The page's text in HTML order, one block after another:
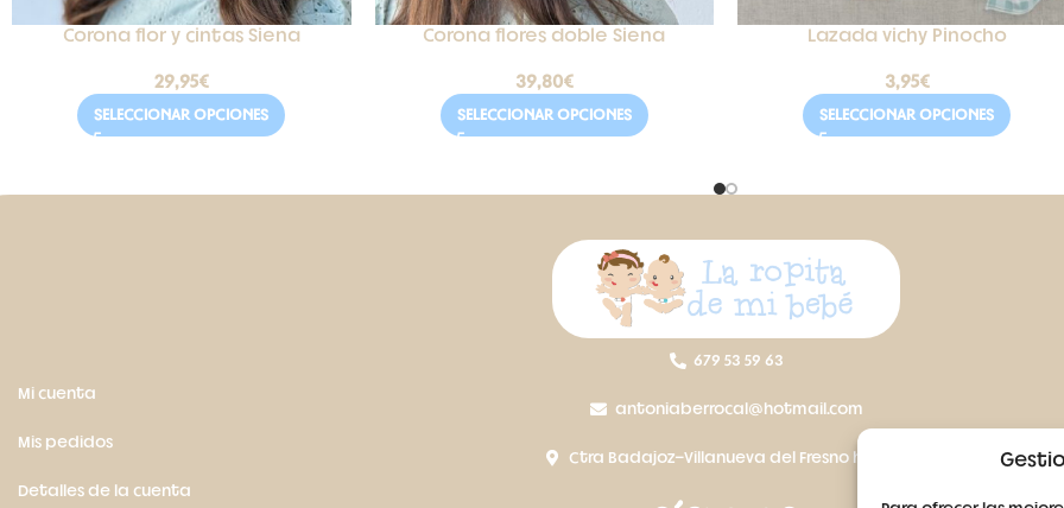
Corona flor y cintas Siena
29,95€
SELECCIONAR OPCIONES
Corona flores doble Siena
39,80€
SELECCIONAR OPCIONES
Lazada vichy Pinocho
3,95€
SELECCIONAR OPCIONES
Mi cuenta
Mis pedidos
Detalles de la cuenta
679 53 59 63
antoniaberrocal@hotmail.com
Ctra Badajoz-Villanueva del Fresno km 24,5